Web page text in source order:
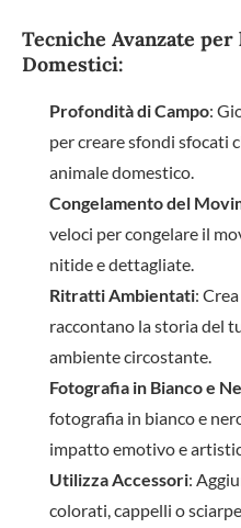
Tecniche Avanzate
Domestici:
Profondità di Campo:
per creare sfondi sfocati
animale domestico.
Congelamento del
veloci per congelare il
nitide e dettagliate.
Ritratti Ambientati:
raccontano la storia del
ambiente circostante.
Fotografia in Bianco e
fotografia in bianco e
impatto emotivo e
Utilizza Accessori:
colorati, cappelli o